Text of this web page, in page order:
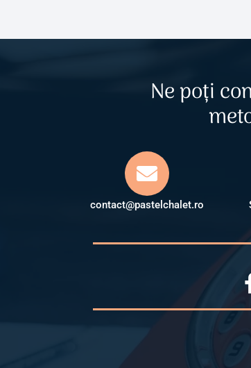
Ne poți
contact@pastelchalet.ro